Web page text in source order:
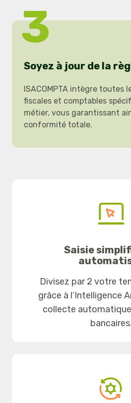
3
Soyez à jour de la
ISACOMPTA intègre toutes
fiscales et comptables
métier, vous garantissant
conformité totale.
Saisie
Divisez par 2 votre
grâce à l’Intelligence
collecte
bancaires.